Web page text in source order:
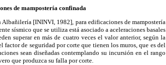
de mampostería confinada
[ININVI, 1982], para edificaciones de mampostería
sísmico que se utiliza está asociado a aceleraciones basales
superar en más de cuatro veces el valor anterior, según la
de seguridad por corte que tienen los muros, que es del
sean diseñadas contemplando su incursión en el rango
que produzca su falla por corte.